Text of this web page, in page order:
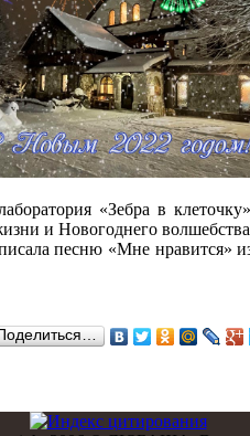
«Зебра в
и Новогоднего
песню «Мне нравится»